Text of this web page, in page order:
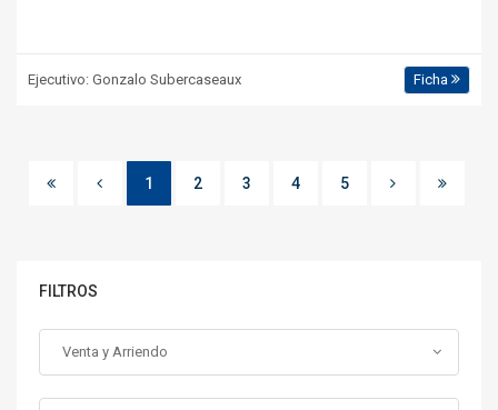
Ejecutivo: Gonzalo Subercaseaux Ficha
1 2 3 4 5
FILTROS
Venta y Arriendo